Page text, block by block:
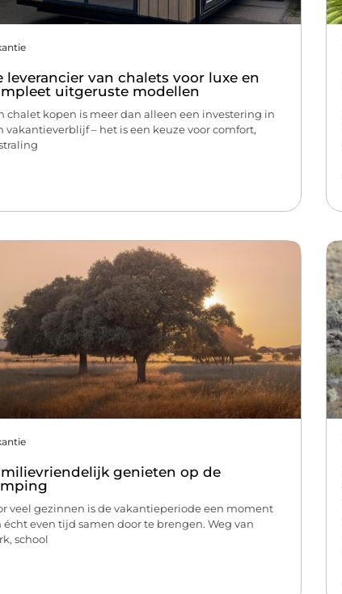
leverancier van chalets voor luxe en
uitgeruste modellen
chalet kopen is meer dan alleen een investering in
vakantieverblijf – het is een keuze voor comfort,
genieten op de
veel gezinnen is de vakantieperiode een moment
écht even tijd samen door te brengen. Weg van
school